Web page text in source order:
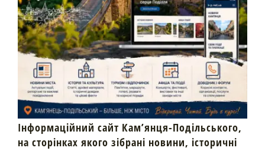
Інформаційний сайт Кам’янця-Подільського,
на сторінках якого зібрані новини, історичні